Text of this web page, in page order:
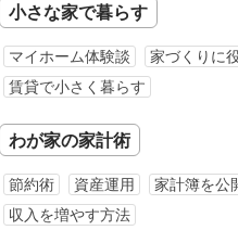
小さな家で暮らす
マイホーム体験談
家づくりに
賃貸で小さく暮らす
わが家の家計術
節約術 資産運用
家計簿を公
収入を増やす方法